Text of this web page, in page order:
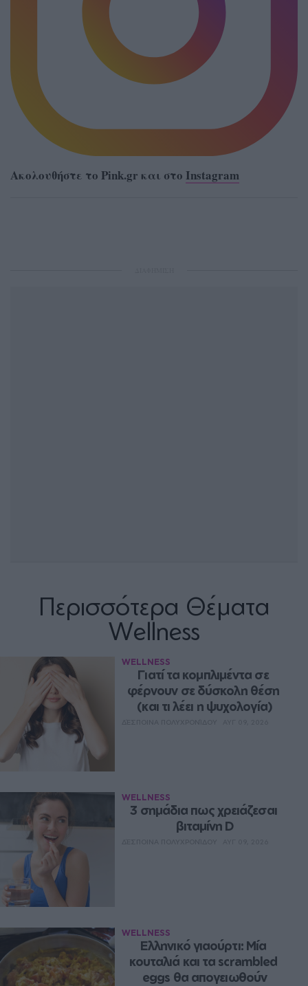
Ακολουθήστε το Pink.gr και στο Instagram
Περισσότερα Θέματα
Wellness
WELLNESS
Γιατί τα κομπλιμέντα σε
φέρνουν σε δύσκολη θέση
(και τι λέει η ψυχολογία)
WELLNESS
3 σημάδια πως χρειάζεσαι
βιταμίνη D
WELLNESS
Ελληνικό γιαούρτι: Μία
κουταλιά και τα scrambled
eggs θα απογειωθούν